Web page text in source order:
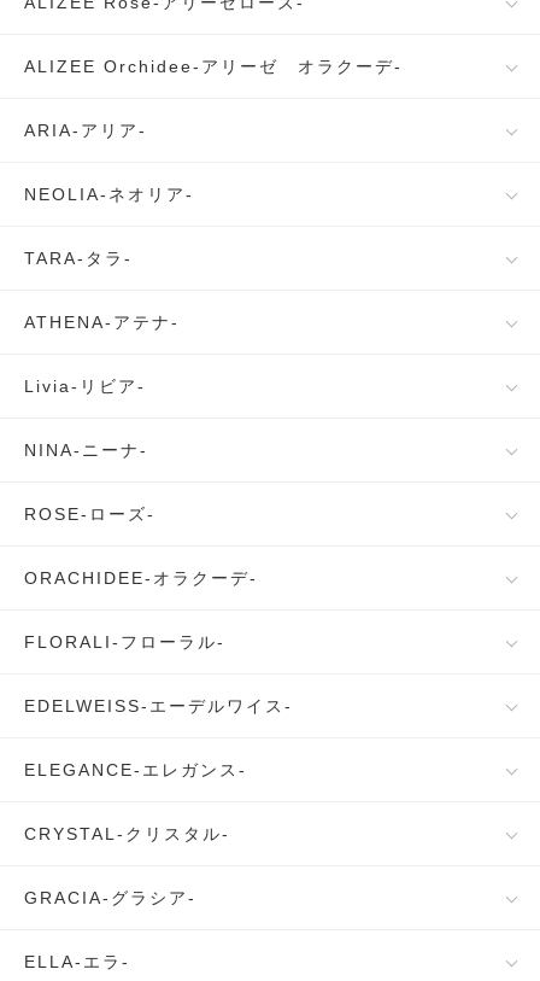
ALIZEE Orchidee-アリーゼ オラクーデ-
ARIA-アリア-
NEOLIA-ネオリア-
TARA-タラ-
ATHENA-アテナ-
Livia-リビア-
NINA-ニーナ-
ROSE-ローズ-
ORACHIDEE-オラクーデ-
FLORALI-フローラル-
EDELWEISS-エーデルワイス-
ELEGANCE-エレガンス-
CRYSTAL-クリスタル-
GRACIA-グラシア-
ELLA-エラ-